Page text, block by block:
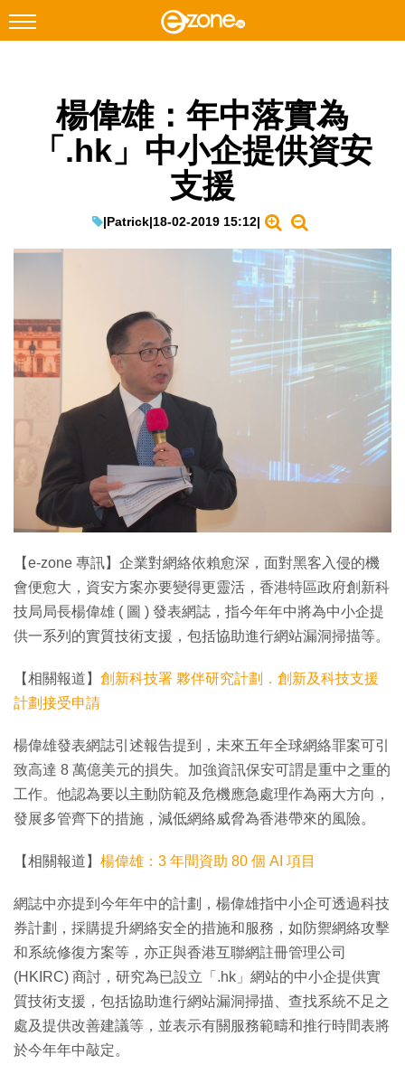
Facebook Instagram
教學評測
IT Times
生成式AI與雲端應用
Enterprise Digital Transformation
楊偉雄：年中落實為
「.hk」中小企提供資安
支援
|Patrick|18-02-2019 15:12|
【e-zone 專訊】企業對網絡依賴愈深，面對黑客入侵的機
會便愈大，資安方案亦要變得更靈活，香港特區政府創新科
技局局長楊偉雄 ( 圖 ) 發表網誌，指今年年中將為中小企提
供一系列的實質技術支援，包括協助進行網站漏洞掃描等。
【相關報道】 創新科技署 夥伴研究計劃．創新及科技支援
計劃接受申請
楊偉雄發表網誌引述報告提到，未來五年全球網絡罪案可引
致高達 8 萬億美元的損失。加強資訊保安可謂是重中之重的
工作。他認為要以主動防範及危機應急處理作為兩大方向，
發展多管齊下的措施，減低網絡威脅為香港帶來的風險。
【相關報道】 楊偉雄：3 年間資助 80 個 AI 項目
網誌中亦提到今年年中的計劃，楊偉雄指中小企可透過科技
券計劃，採購提升網絡安全的措施和服務，如防禦網絡攻擊
和系統修復方案等，亦正與香港互聯網註冊管理公司
(HKIRC) 商討，研究為已設立「.hk」網站的中小企提供實
質技術支援，包括協助進行網站漏洞掃描、查找系統不足之
處及提供改善建議等，並表示有關服務範疇和推行時間表將
於今年年中敲定。